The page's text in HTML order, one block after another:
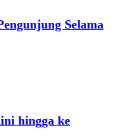
Selama
hingga ke